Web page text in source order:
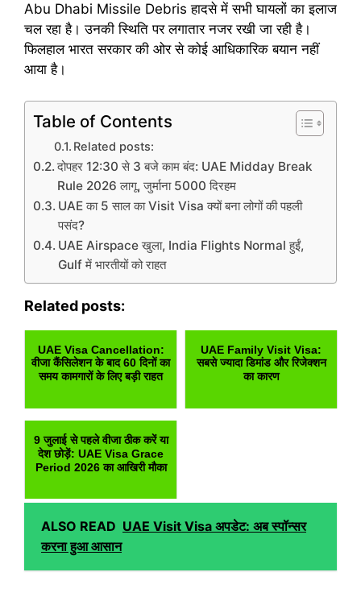
Abu Dhabi Missile Debris हादसे में सभी घायलों का इलाज
चल रहा है। उनकी स्थिति पर लगातार नजर रखी जा रही है।
फिलहाल भारत सरकार की ओर से कोई आधिकारिक बयान नहीं
आया है।
Table of Contents
Related posts:
दोपहर 12:30 से 3 बजे काम बंद: UAE Midday Break
Rule 2026 लागू, जुर्माना 5000 दिरहम
UAE का 5 साल का Visit Visa क्यों बना लोगों की पहली
पसंद?
UAE Airspace खुला, India Flights Normal हुईं,
Gulf में भारतीयों को राहत
Related posts:
UAE Visa Cancellation:
वीजा कैंसिलेशन के बाद 60 दिनों का
समय कामगारों के लिए बड़ी राहत
UAE Family Visit Visa:
सबसे ज्यादा डिमांड और रिजेक्शन
का कारण
9 जुलाई से पहले वीजा ठीक करें या
देश छोड़ें: UAE Visa Grace
Period 2026 का आखिरी मौका
ALSO READ UAE Visit Visa अपडेट: अब स्पॉन्सर
करना हुआ आसान